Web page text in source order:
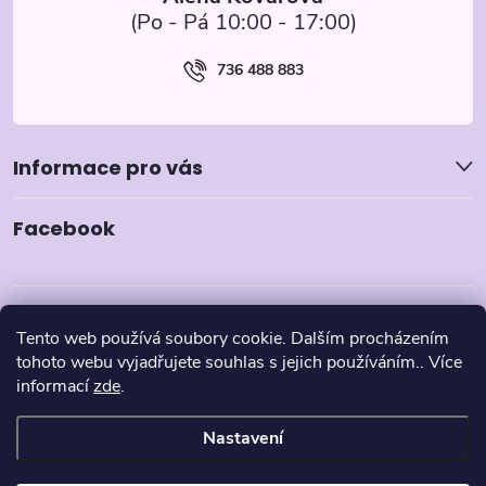
Tento web používá soubory cookie. Dalším procházením
tohoto webu vyjadřujete souhlas s jejich používáním.. Více
informacízde.
Nastavení
736 488 883
Informace pro vás
Facebook